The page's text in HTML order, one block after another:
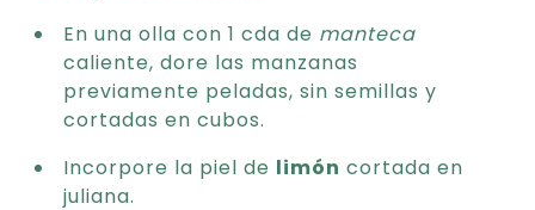
En una olla con 1 cda de manteca
caliente, dore las manzanas
previamente peladas, sin semillas y
cortadas en cubos.
Incorpore la piel de limón cortada en
juliana.